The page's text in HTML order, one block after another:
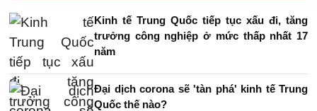
Kinh tế Trung Quốc tiếp tục xấu đi, tăng
trưởng công nghiệp ở mức thấp nhất 17
năm
Đại dịch corona sẽ 'tàn phá' kinh tế Trung
Quốc thế nào?